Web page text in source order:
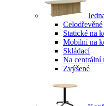
Celodřevěné
Statické na
Mobilní na
Skládací
Na centrální
Zvýšené